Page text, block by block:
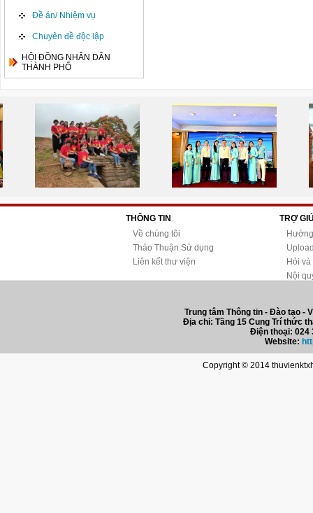
Đề án/ Nhiệm vụ
Chuyên đề độc lập
HỘI ĐỒNG NHÂN DÂN
THÀNH PHỐ
THÔNG TIN
Về chúng tôi
Thảo Thuận Sử dụng
Liên kết thư viện
TRỢ
Hỏi
Nội
Trung tâm Thông tin - Đào tạo -
Địa chỉ: Tầng 15 Cung Trí thức
Điện thoại: 024
Website:
Copyright © 2014